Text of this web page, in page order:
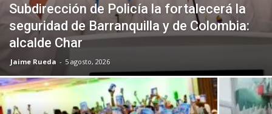
Subdirección de Policía la fortalecerá la
seguridad de Barranquilla y de Colombia:
alcalde Char
Jaime Rueda - 5 agosto, 2026